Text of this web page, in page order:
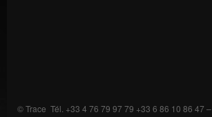
© Trace Tél. +33 4 76 79 97 79 +33 6 86 10 86 47 –